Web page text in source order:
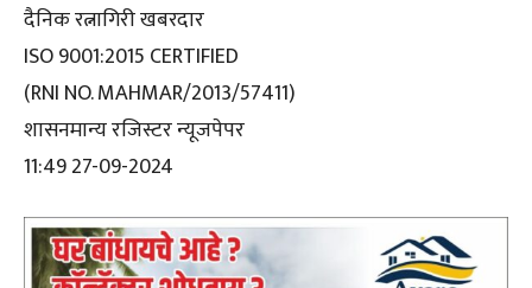
दैनिक रत्नागिरी खबरदार
ISO 9001:2015 CERTIFIED
(RNI NO. MAHMAR/2013/57411)
शासनमान्य रजिस्टर न्यूजपेपर
11:49 27-09-2024